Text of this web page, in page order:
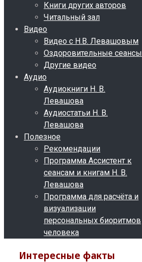
Книги других авторов
Читальный зал
Видео
Видео с Н.В. Левашовым
Оздоровительные сеансы
Другие видео
Аудио
Аудиокниги Н. В.
Левашова
Аудиостатьи Н. В.
Левашова
Полезное
Рекомендации
Программа Ассистент к
сеансам и книгам Н. В.
Левашова
Программа для расчёта и
визуализации
персональных биоритмов
человека
Интересные факты